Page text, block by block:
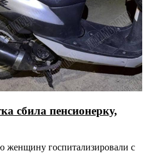
сбила пенсионерку,
женщину госпитализировали с